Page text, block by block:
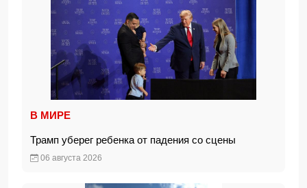
В МИРЕ
Трамп уберег ребенка от падения со сцены
06 августа 2026